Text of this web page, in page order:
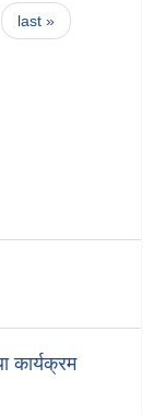
last »
कार्यक्रम